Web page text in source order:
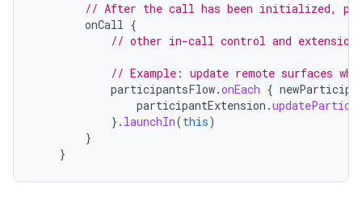
// After the call has been initialized,
onCall {
// other in-call control and
// Example: update remote surfaces
participantsFlow.onEach {
participantExtension .
}. launchIn(this)
}
}